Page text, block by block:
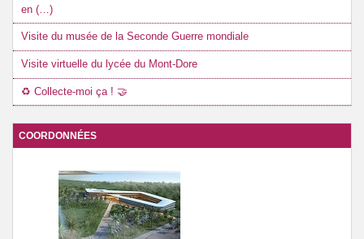
en (…)
Visite du musée de la Seconde Guerre mondiale
Visite virtuelle du lycée du Mont-Dore
♻️ Collecte-moi ça ! 🤝
COORDONNÉES